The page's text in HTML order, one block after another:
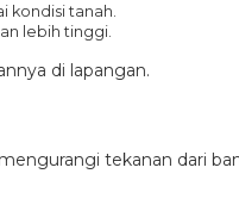
tanah.
lebih tinggi.
di lapangan.
tekanan dari